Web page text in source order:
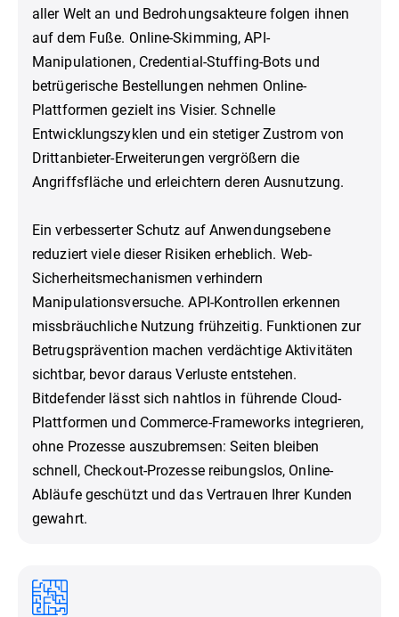
aller Welt an und Bedrohungsakteure folgen ihnen
auf dem Fuße. Online-Skimming, API-
Manipulationen, Credential-Stuffing-Bots und
betrügerische Bestellungen nehmen Online-
Plattformen gezielt ins Visier. Schnelle
Entwicklungszyklen und ein stetiger Zustrom von
Drittanbieter-Erweiterungen vergrößern die
Angriffsfläche und erleichtern deren Ausnutzung.
Ein verbesserter Schutz auf Anwendungsebene
reduziert viele dieser Risiken erheblich. Web-
Sicherheitsmechanismen verhindern
Manipulationsversuche. API-Kontrollen erkennen
missbräuchliche Nutzung frühzeitig. Funktionen zur
Betrugsprävention machen verdächtige Aktivitäten
sichtbar, bevor daraus Verluste entstehen.
Bitdefender lässt sich nahtlos in führende Cloud-
Plattformen und Commerce-Frameworks integrieren,
ohne Prozesse auszubremsen: Seiten bleiben
schnell, Checkout-Prozesse reibungslos, Online-
Abläufe geschützt und das Vertrauen Ihrer Kunden
gewahrt.